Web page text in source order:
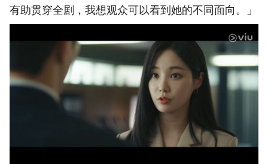
有助贯穿全剧，我想观众可以看到她的不同面向。」